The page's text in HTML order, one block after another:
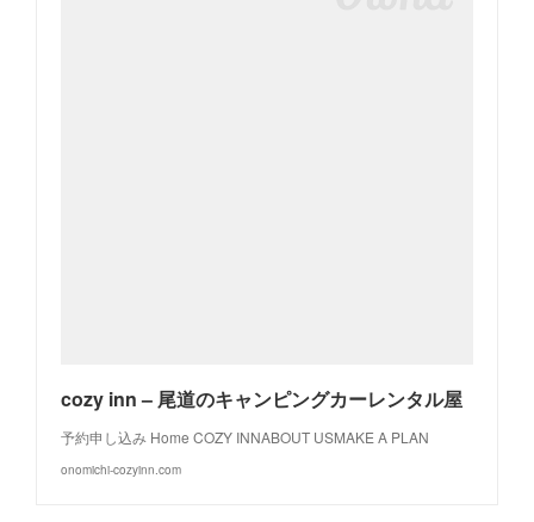
cozy inn – 尾道のキャンピングカーレンタル屋
予約申し込み Home COZY INNABOUT USMAKE A PLAN
onomichi-cozyinn.com